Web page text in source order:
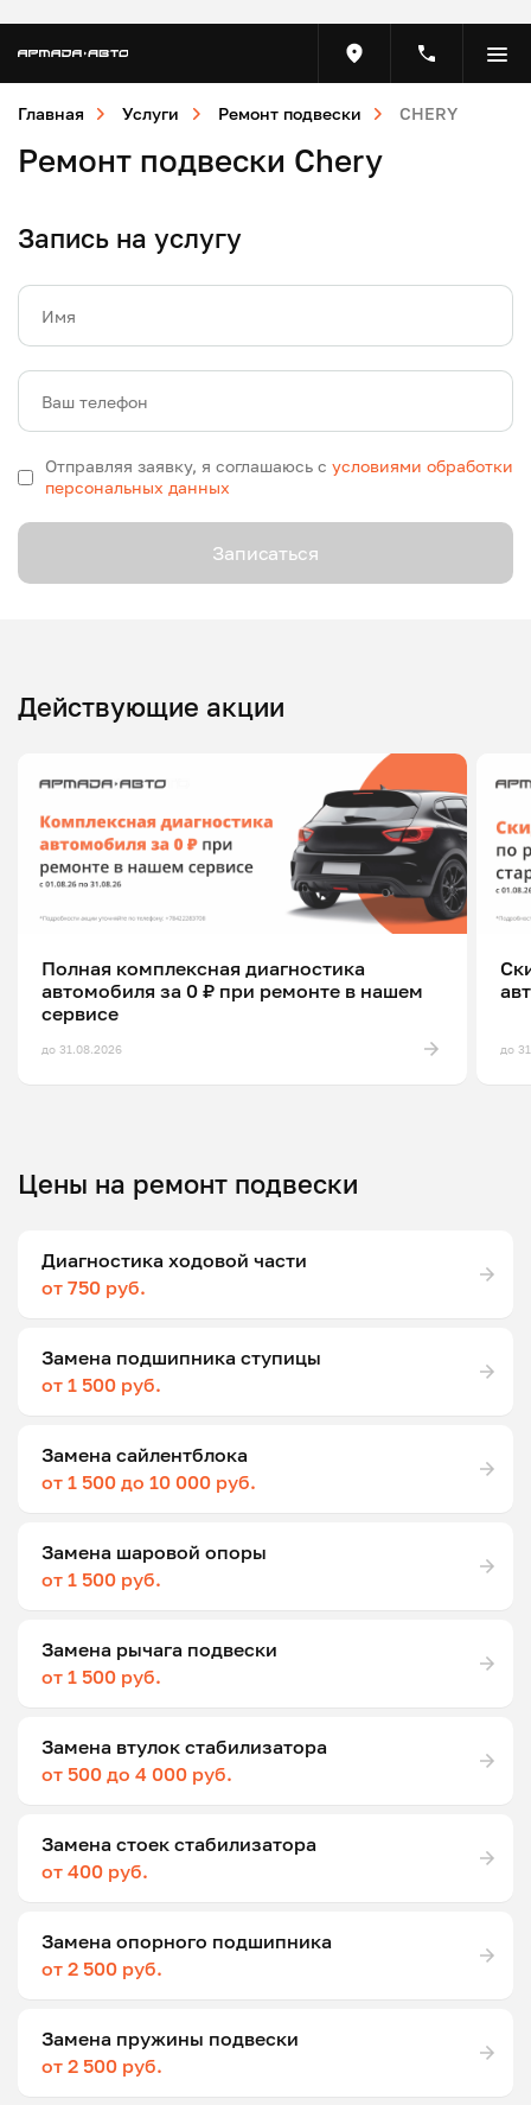
Главная Услуги Ремонт подвески CHERY
Ремонт подвески Chery
Запись на услугу
Имя
Ваш телефон
Отправляя заявку, я соглашаюсь с условиями обработки
персональных данных
Записаться
Действующие акции
Полная комплексная диагностика
автомобиля за 0 ₽ при ремонте в нашем
сервисе
до 31.08.2026 до
Цены на ремонт подвески
Диагностика ходовой части
от 750 руб.
Замена подшипника ступицы
от 1 500 руб.
Замена сайлентблока
от 1 500 до 10 000 руб.
Замена шаровой опоры
от 1 500 руб.
Замена рычага подвески
от 1 500 руб.
Замена втулок стабилизатора
от 500 до 4 000 руб.
Замена стоек стабилизатора
от 400 руб.
Замена опорного подшипника
от 2 500 руб.
Замена пружины подвески
от 2 500 руб.